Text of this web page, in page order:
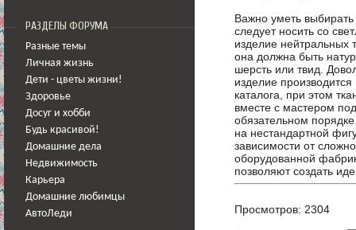
РАЗДЕЛЫ ФОРУМА
Разные темы
Личная жизнь
Дети - цветы жизни!
Здоровье
Досуг и хобби
Будь красивой!
Домашние дела
Недвижимость
Карьера
Домашние любимцы
АвтоЛеди
Важно уметь выбирать
следует носить со
изделие нейтральных
она должна быть
шерсть или твид.
изделие
каталога, при этом
вместе с мастером
обязательном
на нестандартной
зависимости от
оборудованной
позволяют создать
Просмотров: 2304